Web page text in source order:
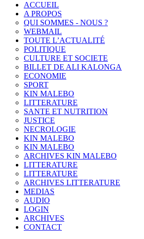
ACCUEIL
A PROPOS
QUI SOMMES - NOUS ?
WEBMAIL
TOUTE L’ACTUALITÉ
POLITIQUE
CULTURE ET SOCIETE
BILLET DE ALI KALONGA
ECONOMIE
SPORT
KIN MALEBO
LITTERATURE
SANTE ET NUTRITION
JUSTICE
NECROLOGIE
KIN MALEBO
KIN MALEBO
ARCHIVES KIN MALEBO
LITTERATURE
LITTERATURE
ARCHIVES LITTERATURE
MEDIAS
AUDIO
LOGIN
ARCHIVES
CONTACT